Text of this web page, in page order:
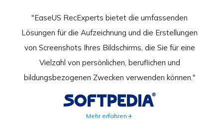
"EaseUS RecExperts bietet die umfassenden
Lösungen für die Aufzeichnung und die Erstellungen
von Screenshots Ihres Bildschirms, die Sie für eine
Vielzahl von persönlichen, beruflichen und
bildungsbezogenen Zwecken verwenden können."
Mehr erfahren